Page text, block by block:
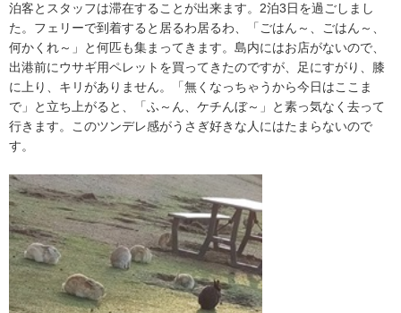
泊客とスタッフは滞在することが出来ます。 2泊3日を過ごしまし
た。フェリーで到着すると居るわ居るわ、「ごはん～、ごはん～、
何かくれ～」と何匹も集まってきます。島内にはお店がないので、
出港前にウサギ用ペレットを買ってきたのですが、足にすがり、膝
に上り、キリがありません。「無くなっちゃうから今日はここま
で」と立ち上がると、「ふ～ん、ケチんぼ～」と素っ気なく去って
行きます。このツンデレ感がうさぎ好きな人にはたまらないので
す。